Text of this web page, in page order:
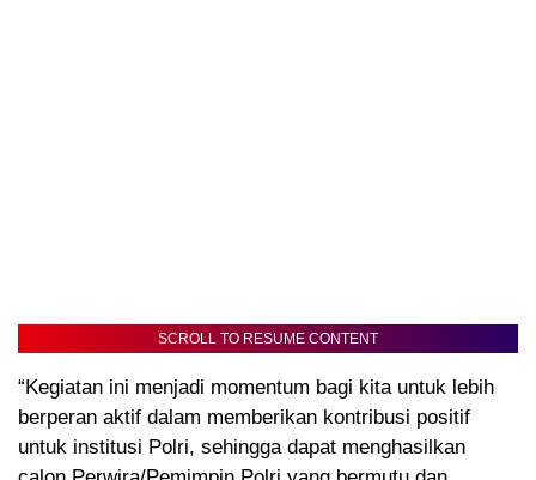
SCROLL TO RESUME CONTENT
“Kegiatan ini menjadi momentum bagi kita untuk lebih
berperan aktif dalam memberikan kontribusi positif
untuk institusi Polri, sehingga dapat menghasilkan